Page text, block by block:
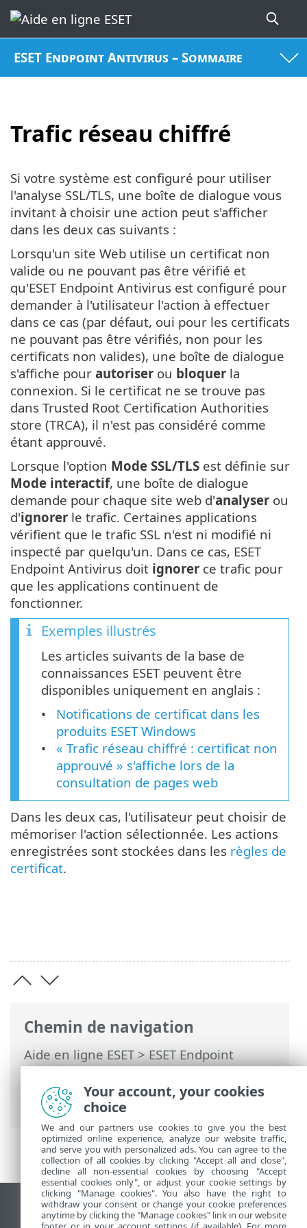
ESET Endpoint Antivirus – Sommaire
Trafic réseau chiffré
Chemin de navigation
Aide en ligne ESET>ESET Endpoint
Antivirus>Configuration avancée>
Protections>SSL/TLS> Trafic réseau
chiffré
Si votre système est configuré pour utiliser
l'analyse SSL/TLS, une boîte de dialogue vous
invitant à choisir une action peut s'afficher
dans les deux cas suivants :
Lorsqu'un site Web utilise un certificat non
valide ou ne pouvant pas être vérifié et
qu'ESET Endpoint Antivirus est configuré pour
demander à l'utilisateur l'action à effectuer
dans ce cas (par défaut, oui pour les certificats
ne pouvant pas être vérifiés, non pour les
certificats non valides), une boîte de dialogue
s'affiche pour autoriser ou bloquer la
connexion. Si le certificat ne se trouve pas
dans Trusted Root Certification Authorities
store (TRCA), il n'est pas considéré comme
étant approuvé.
Lorsque l'option Mode SSL/TLS est définie sur
Mode interactif, une boîte de dialogue
demande pour chaque site web d'analyser ou
d'ignorer le trafic. Certaines applications
vérifient que le trafic SSL n'est ni modifié ni
inspecté par quelqu'un. Dans ce cas, ESET
Endpoint Antivirus doit ignorer ce trafic pour
que les applications continuent de
fonctionner.
Exemples illustrés
Les articles suivants de la base de
connaissances ESET peuvent être
disponibles uniquement en anglais :
Notifications de certificat dans les
produits ESET Windows
« Trafic réseau chiffré : certificat non
approuvé » s'affiche lors de la
consultation de pages web
Dans les deux cas, l'utilisateur peut choisir de
mémoriser l'action sélectionnée. Les actions
enregistrées sont stockées dans les règles de
certificat.
Afficher le site des postes de travail
Your account, your cookies
choice
We and our partners use cookies to give you the best
optimized online experience, analyze our website traffic,
and serve you with personalized ads. You can agree to the
collection of all cookies by clicking "Accept all and close",
decline all non-essential cookies by choosing "Accept
essential cookies only", or adjust your cookie settings by
clicking "Manage cookies". You also have the right to
withdraw your consent or change your cookie preferences
anytime by clicking the "Manage cookies" link in our website